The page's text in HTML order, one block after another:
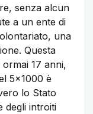
senza alcun
a un ente di
una
Questa
17 anni,
5×1000 è
lo Stato
degli introiti